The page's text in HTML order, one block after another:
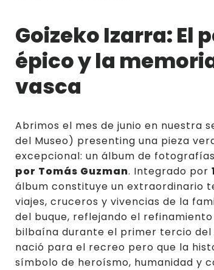
Jóvenes emprendedores/as
Goizeko Izarra: El
épico y la
vasca
Abrimos el mes de junio en nuestra
del Museo) presenting una pieza
excepcional: un álbum de
por Tomás Guzman. Integrado por
álbum constituye un extraordinario
viajes, cruceros y vivencias de la
del buque, reflejando el
bilbaína durante el primer tercio del
nació para el recreo pero que la
símbolo de heroísmo, humanidad y